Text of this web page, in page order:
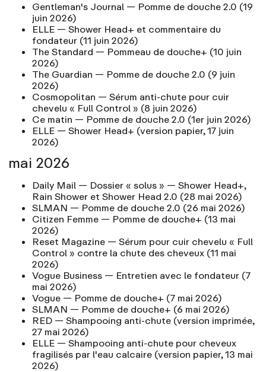
Gentleman's Journal — Pomme de douche 2.0 (19
juin 2026)
ELLE — Shower Head+ et commentaire du
fondateur (11 juin 2026)
The Standard — Pommeau de douche+ (10 juin
2026)
The Guardian — Pomme de douche 2.0 (9 juin
2026)
Cosmopolitan — Sérum anti-chute pour cuir
chevelu « Full Control » (8 juin 2026)
Ce matin — Pomme de douche 2.0 (1er juin 2026)
ELLE — Shower Head+ (version papier, 17 juin
2026)
mai 2026
Daily Mail — Dossier « solus » — Shower Head+,
Rain Shower et Shower Head 2.0 (28 mai 2026)
SLMAN — Pomme de douche 2.0 (26 mai 2026)
Citizen Femme — Pomme de douche+ (13 mai
2026)
Reset Magazine — Sérum pour cuir chevelu « Full
Control » contre la chute des cheveux (11 mai
2026)
Vogue Business — Entretien avec le fondateur (7
mai 2026)
Vogue — Pomme de douche+ (7 mai 2026)
SLMAN — Pomme de douche+ (6 mai 2026)
RED — Shampooing anti-chute (version imprimée,
27 mai 2026)
ELLE — Shampooing anti-chute pour cheveux
fragilisés par l'eau calcaire (version papier, 13 mai
2026)